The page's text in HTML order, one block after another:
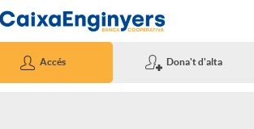
Accés Dona't d'alta